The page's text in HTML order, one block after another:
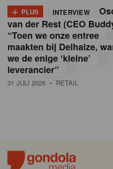
+ PLUS INTERVIEW
van der Rest (CEO
“Toen we onze entree
maakten bij Delhaize,
we de enige ‘kleine’
leverancier”
31 JULI 2026 • RETAIL